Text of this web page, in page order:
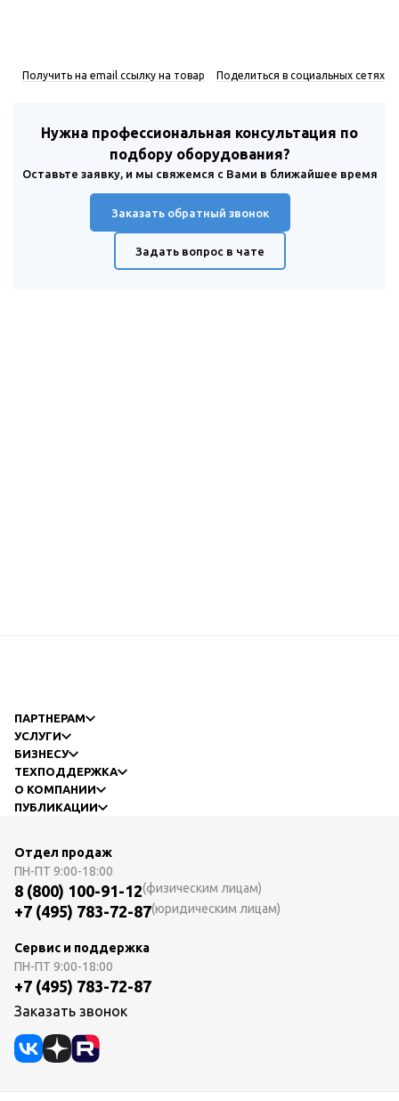
Получить на email ссылку на товар Поделиться в социальных сетях
Нужна профессиональная консультация по
подбору оборудования?
Оставьте заявку, и мы свяжемся с Вами в ближайшее время
Заказать обратный звонок
Задать вопрос в чате
ПАРТНЕРАМ
УСЛУГИ
БИЗНЕСУ
ТЕХПОДДЕРЖКА
О КОМПАНИИ
ПУБЛИКАЦИИ
Отдел продаж
ПН-ПТ 9:00-18:00
8 (800) 100-91-12(физическим лицам)
+7 (495) 783-72-87(юридическим лицам)
Сервис и поддержка
ПН-ПТ 9:00-18:00
+7 (495) 783-72-87
Заказать звонок